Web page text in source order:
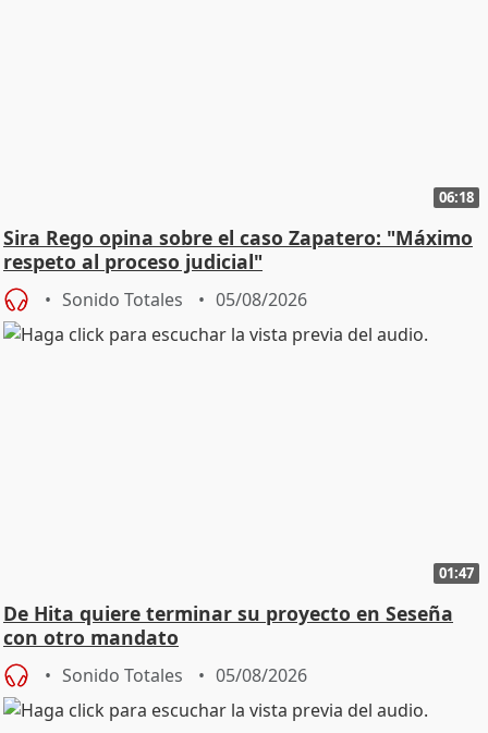
06:18
Sira Rego opina sobre el caso Zapatero: "Máximo
respeto al proceso judicial"
Sonido Totales 05/08/2026
01:47
De Hita quiere terminar su proyecto en Seseña
con otro mandato
Sonido Totales 05/08/2026